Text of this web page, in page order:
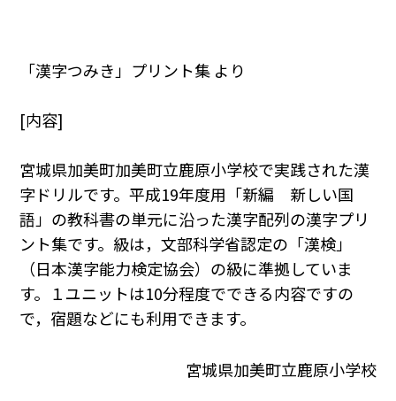
「漢字つみき」プリント集 より
[内容]
宮城県加美町加美町立鹿原小学校で実践された漢
字ドリルです。平成19年度用「新編 新しい国
語」の教科書の単元に沿った漢字配列の漢字プリ
ント集です。級は，文部科学省認定の「漢検」
（日本漢字能力検定協会）の級に準拠していま
す。１ユニットは10分程度でできる内容ですの
で，宿題などにも利用できます。
宮城県加美町立鹿原小学校